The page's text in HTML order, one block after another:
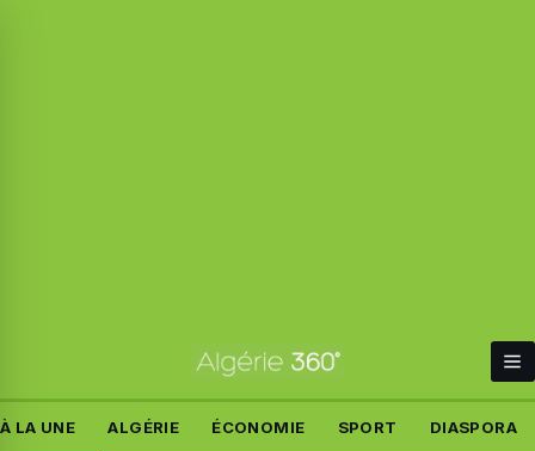
À LA UNE ALGÉRIE ÉCONOMIE SPORT DIASPORA